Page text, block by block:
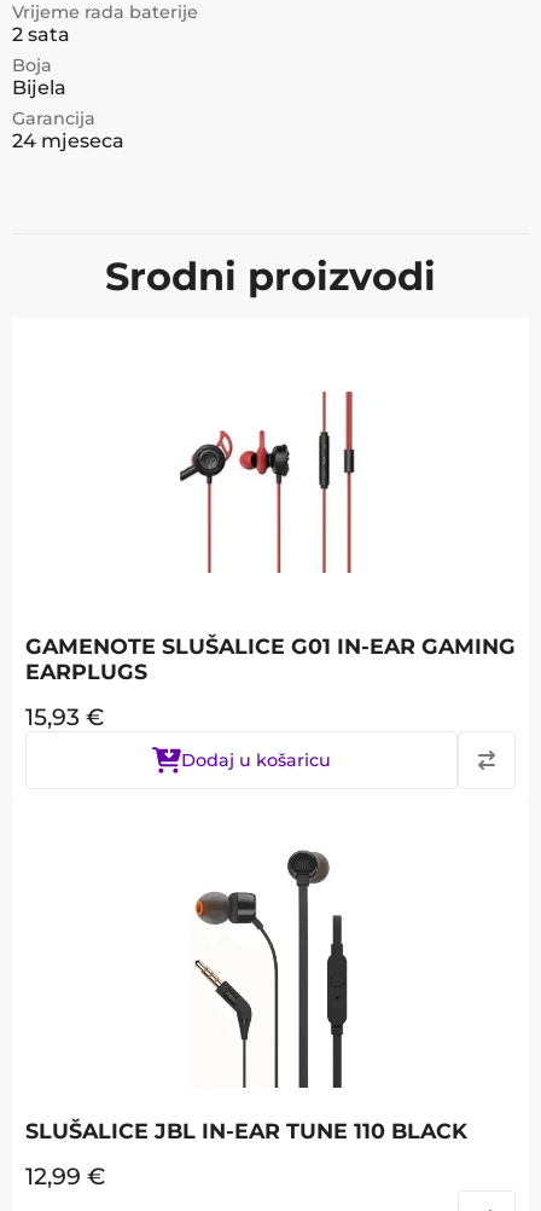
Vrijeme rada baterije
2 sata
Boja
Bijela
Garancija
24 mjeseca
Srodni proizvodi
GAMENOTE SLUŠALICE G01 IN-EAR GAMING
EARPLUGS
15,93 €
Dodaj u košaricu
SLUŠALICE JBL IN-EAR TUNE 110 BLACK
12,99 €